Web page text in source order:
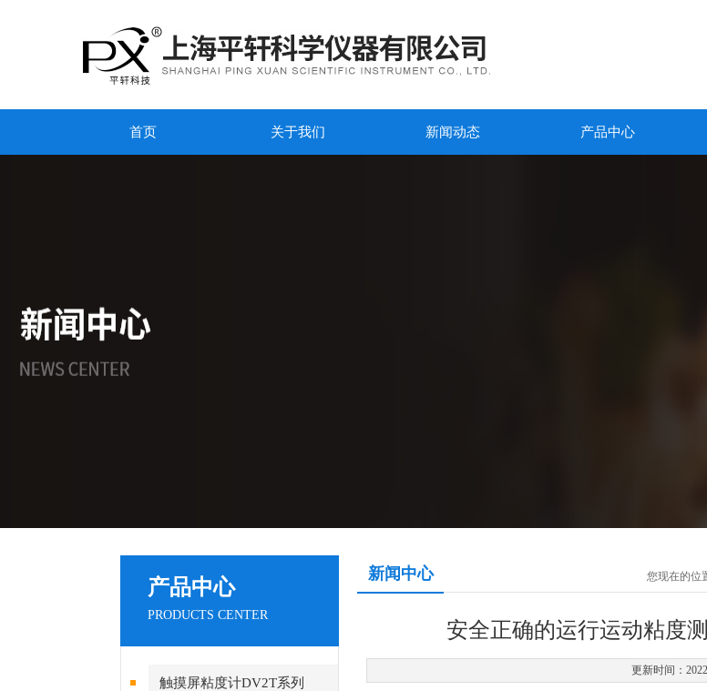
首页 关于我们 新闻动态 产品中心
产品中心
PRODUCTS CENTER
触摸屏粘度计DV2T系列
新闻中心 您现在的位
安全正确的运行运动粘度
更新时间：